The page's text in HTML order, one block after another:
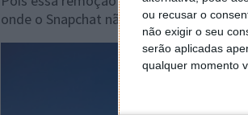
ou recusar o
não exigir o seu
serão aplicadas
qualquer momento
onde o Snapchat não tem um cliente